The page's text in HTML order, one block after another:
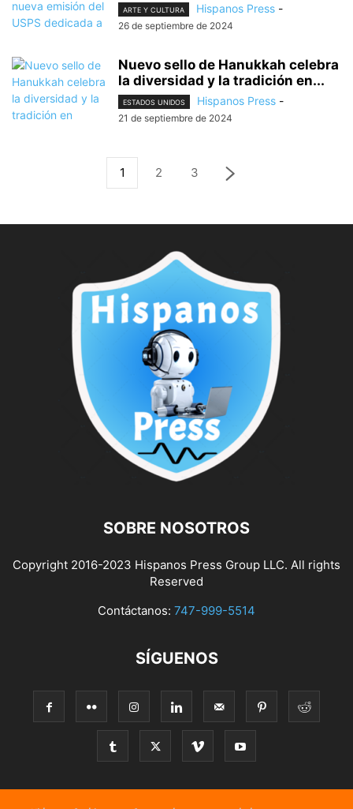
ARTE Y CULTURA Hispanos Press -
26 de septiembre de 2024
Nuevo sello de Hanukkah celebra
la diversidad y la tradición en...
ESTADOS UNIDOS Hispanos Press -
21 de septiembre de 2024
1 2 3
SOBRE NOSOTROS
Copyright 2016-2023 Hispanos Press Group LLC. All rights
Reserved
Contáctanos: 747-999-5514
SÍGUENOS